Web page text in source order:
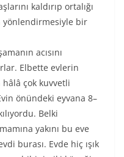
kaldırıp ortalığı
yönlendirmesiyle bir
acısını
Elbette evlerin
çok kuvvetli
önündeki eyvana 8–
Belki
yakını bu eve
burası. Evde hiç ışık